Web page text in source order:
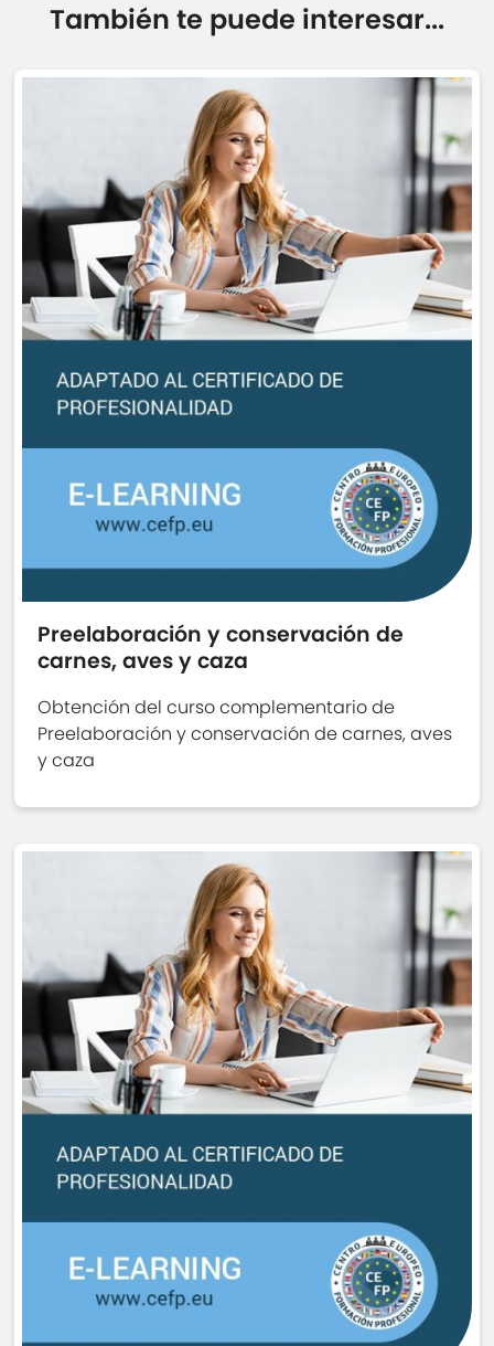
También te puede interesar...
Preelaboración y conservación de
carnes, aves y caza
Obtención del curso complementario de
Preelaboración y conservación de carnes, aves
y caza